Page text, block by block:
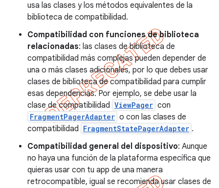
usa las clases y los métodos equivalentes de la
biblioteca de compatibilidad.
Compatibilidad con funciones de biblioteca
relacionadas: las clases de biblioteca de
compatibilidad más complejas pueden depender de
una o más clases adicionales, por lo que debes usar
clases de biblioteca de compatibilidad para cumplir
esas dependencias. Por ejemplo, se debe usar la
clase de compatibilidad ViewPager con
FragmentPagerAdapter o con las clases de
compatibilidad FragmentStatePagerAdapter .
Compatibilidad general del dispositivo: Aunque
no haya una función de la plataforma específica que
quieras usar con tu app de una manera
retrocompatible, igual se recomienda usar clases de